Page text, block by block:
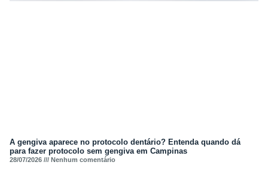
A gengiva aparece no protocolo dentário? Entenda quando dá
para fazer protocolo sem gengiva em Campinas
28/07/2026 Nenhum comentário